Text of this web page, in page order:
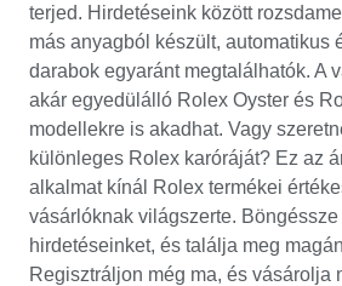
terjed. Hirdetéseink között
más anyagból készült, automatikus
darabok egyaránt megtalálhatók. A
akár egyedülálló Rolex Oyster és
modellekre is akadhat. Vagy
különleges Rolex karóráját? Ez az
alkalmat kínál Rolex termékei
vásárlóknak világszerte.
hirdetéseinket, és találja meg
Regisztráljon még ma, és vásárolja